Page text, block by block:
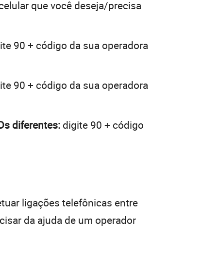
que você deseja/precisa
90 + código da sua operadora
90 + código da sua operadora
diferentes: digite 90 + código
ligações telefônicas entre
da ajuda de um operador